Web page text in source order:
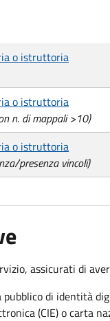
o istruttoria
o istruttoria
n. di mappali >10)
o istruttoria
presenza vincoli)
assicurati di
pubblico di identità
(CIE) o carta